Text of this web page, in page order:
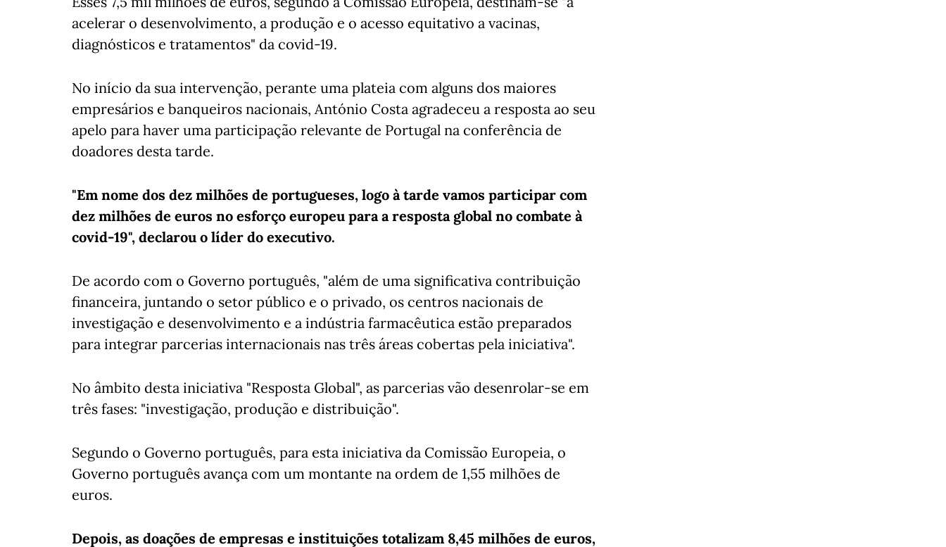
acelerar o desenvolvimento, a produção e o acesso equitativo a vacinas,
diagnósticos e tratamentos" da covid-19.
No início da sua intervenção, perante uma plateia com alguns dos maiores
empresários e banqueiros nacionais, António Costa agradeceu a resposta ao seu
apelo para haver uma participação relevante de Portugal na conferência de
doadores desta tarde.
"Em nome dos dez milhões de portugueses, logo à tarde vamos participar com
dez milhões de euros no esforço europeu para a resposta global no combate à
covid-19", declarou o líder do executivo.
De acordo com o Governo português, "além de uma significativa contribuição
financeira, juntando o setor público e o privado, os centros nacionais de
investigação e desenvolvimento e a indústria farmacêutica estão preparados
para integrar parcerias internacionais nas três áreas cobertas pela iniciativa".
No âmbito desta iniciativa "Resposta Global", as parcerias vão desenrolar-se em
três fases: "investigação, produção e distribuição".
Segundo o Governo português, para esta iniciativa da Comissão Europeia, o
Governo português avança com um montante na ordem de 1,55 milhões de
euros.
Depois, as doações de empresas e instituições totalizam 8,45 milhões de euros,